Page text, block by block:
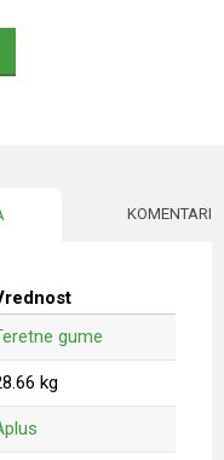
KOMENTARI
gume
kg